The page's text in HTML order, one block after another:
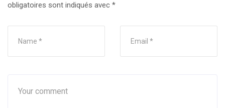
obligatoires sont indiqués avec *